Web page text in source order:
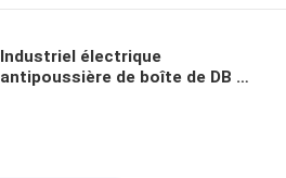
Industriel électrique
antipoussière de boîte de DB de